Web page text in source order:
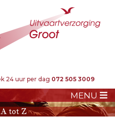
24 uur per dag 072 505 3009
MENU
tot Z